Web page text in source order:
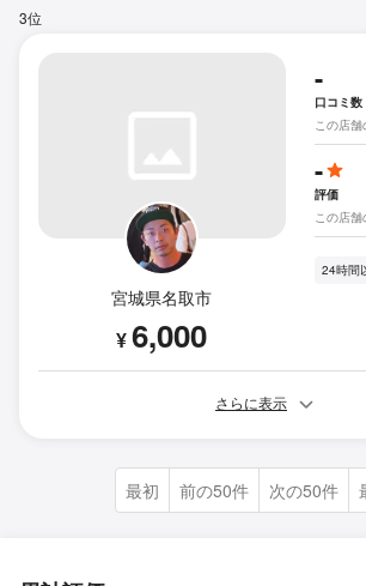
3位
宮城県名取市
¥6,000
-
口コミ数
この店
-
評価
この店
24時間
さらに表示
最初 前の50件 次の50件